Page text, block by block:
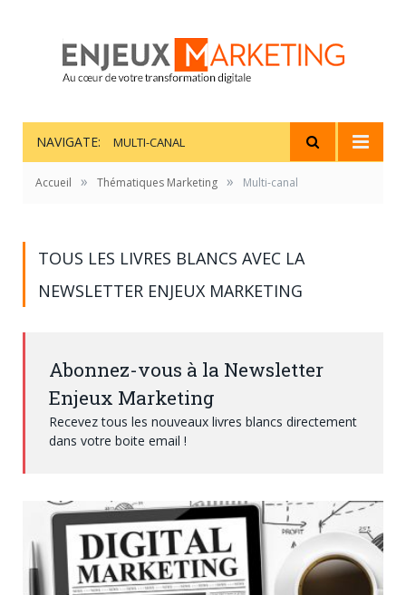
NAVIGATE: MULTI-CANAL
Accueil » Thématiques Marketing » Multi-canal
TOUS LES LIVRES BLANCS AVEC LA
NEWSLETTER ENJEUX MARKETING
Abonnez-vous à la Newsletter
Enjeux Marketing
Recevez tous les nouveaux livres blancs directement
dans votre boite email !